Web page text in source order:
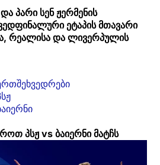
პარი სენ ჟერმენის
ეტაპის მთავარი
რეალისა და ლივერპულის
პსჟ vs ბაიერნი მატჩს